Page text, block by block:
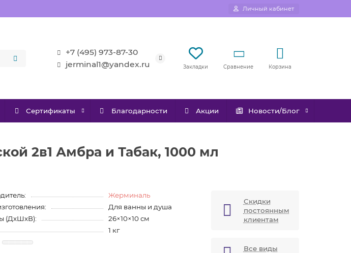
Личный кабинет
+7 (495) 973-87-30
jerminal1@yandex.ru
Закладки Сравнение Корзина
Сертификаты Благодарности Акции Новости/Блог
2в1 Амбра и Табак, 1000 мл
Жерминаль
Для ванны и душа
(ДхШхВ):
26×10×10 см
1 кг
Скидки
постоянным
клиентам
Все виды